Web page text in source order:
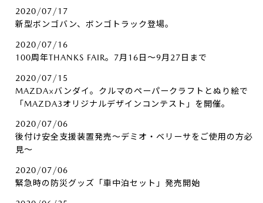
2020/07/17
新型ボンゴバン、ボンゴトラック登場。
2020/07/16
100周年THANKS FAIR。7月16日～9月27日まで
2020/07/15
MAZDA×バンダイ。クルマのペーパークラフトとぬり絵で
「MAZDA3オリジナルデザインコンテスト」を開催。
2020/07/06
後付け安全支援装置発売～デミオ・ベリーサをご使用の方必
見～
2020/07/06
緊急時の防災グッズ「車中泊セット」発売開始